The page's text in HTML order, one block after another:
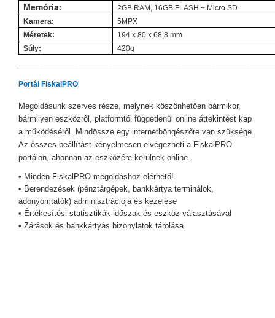
Memória:
2GB RAM, 16GB FLASH + Micro SD
Kamera:
5MPX
Méretek:
194 x 80 x 68,8 mm
Súly:
420g
Portál FiskalPRO
Megoldásunk szerves része, melynek köszönhetően bármikor,
bármilyen eszközről, platformtól függetlenül online áttekintést kap
a működéséről. Mindössze egy internetböngészőre van szüksége.
Az összes beállítást kényelmesen elvégezheti a FiskalPRO
portálon, ahonnan az eszközére kerülnek online.
• Minden FiskalPRO megoldáshoz elérhető!
• Berendezések (pénztárgépek, bankkártya terminálok,
adónyomtatók) adminisztrációja és kezelése
• Értékesítési statisztikák időszak és eszköz választásával
• Zárások és bankkártyás bizonylatok tárolása